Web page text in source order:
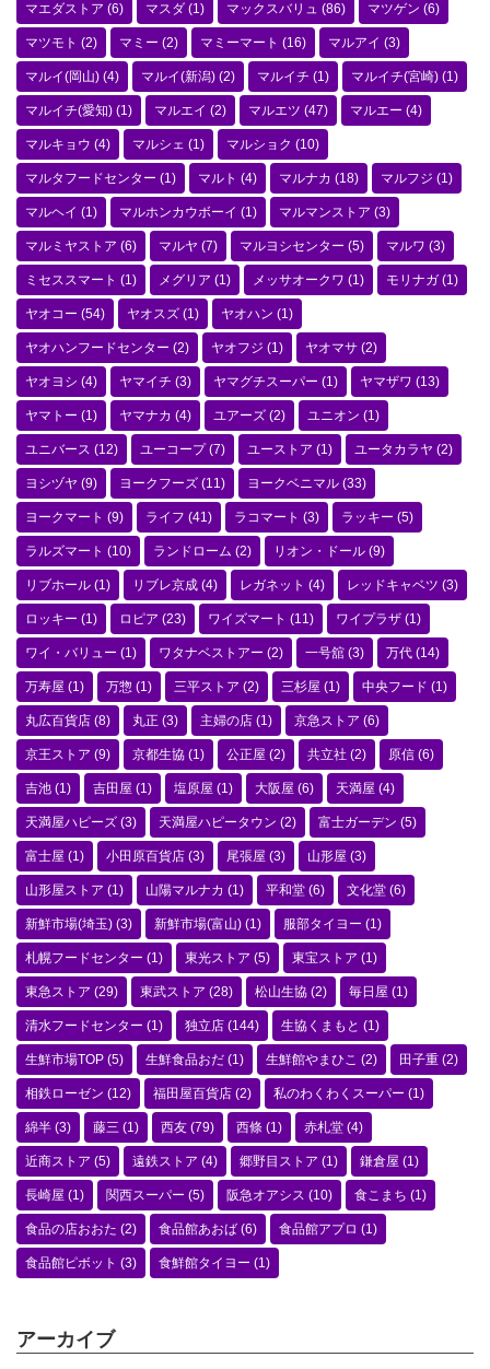
マエダストア (6) マスダ (1) マックスバリュ (86) マツゲン (6)
マツモト (2) マミー (2) マミーマート (16) マルアイ (3)
マルイ(岡山) (4) マルイ(新潟) (2) マルイチ (1) マルイチ(宮崎) (1)
マルイチ(愛知) (1) マルエイ (2) マルエツ (47) マルエー (4)
マルキョウ (4) マルシェ (1) マルショク (10)
マルタフードセンター (1) マルト (4) マルナカ (18) マルフジ (1)
マルヘイ (1) マルホンカウボーイ (1) マルマンストア (3)
マルミヤストア (6) マルヤ (7) マルヨシセンター (5) マルワ (3)
ミセススマート (1) メグリア (1) メッサオークワ (1) モリナガ (1)
ヤオコー (54) ヤオスズ (1) ヤオハン (1)
ヤオハンフードセンター (2) ヤオフジ (1) ヤオマサ (2)
ヤオヨシ (4) ヤマイチ (3) ヤマグチスーパー (1) ヤマザワ (13)
ヤマトー (1) ヤマナカ (4) ユアーズ (2) ユニオン (1)
ユニバース (12) ユーコープ(7) ユーストア (1) ユータカラヤ (2)
ヨシヅヤ (9) ヨークフーズ (11) ヨークベニマル (33)
ヨークマート (9) ライフ (41) ラコマート (3) ラッキー (5)
ラルズマート (10) ランドローム (2) リオン・ドール (9)
リブホール (1) リブレ京成 (4) レガネット (4) レッドキャベツ (3)
ロッキー (1) ロピア (23) ワイズマート (11) ワイプラザ (1)
ワイ・バリュー (1) ワタナベストアー (2) 一号舘 (3) 万代 (14)
万寿屋 (1) 万惣 (1) 三平ストア (2) 三杉屋 (1) 中央フード (1)
丸広百貨店 (8) 丸正 (3) 主婦の店 (1) 京急ストア (6)
京王ストア (9) 京都生協 (1) 公正屋 (2) 共立社 (2) 原信 (6)
吉池 (1) 吉田屋 (1) 塩原屋 (1) 大阪屋 (6) 天満屋 (4)
天満屋ハピーズ (3) 天満屋ハピータウン (2) 富士ガーデン (5)
富士屋 (1) 小田原百貨店 (3) 尾張屋 (3) 山形屋 (3)
山形屋ストア (1) 山陽マルナカ (1) 平和堂 (6) 文化堂 (6)
新鮮市場(埼玉) (3) 新鮮市場(富山) (1) 服部タイヨー (1)
札幌フードセンター (1) 東光ストア (5) 東宝ストア (1)
東急ストア (29) 東武ストア (28) 松山生協 (2) 毎日屋 (1)
清水フードセンター (1) 独立店 (144) 生協くまもと (1)
生鮮市場TOP (5) 生鮮食品おだ (1) 生鮮館やまひこ (2) 田子重 (2)
相鉄ローゼン (12) 福田屋百貨店 (2) 私のわくわくスーパー (1)
綿半 (3) 藤三 (1) 西友 (79) 西條 (1) 赤札堂 (4)
近商ストア (5) 遠鉄ストア (4) 郷野目ストア (1) 鎌倉屋 (1)
長崎屋 (1) 関西スーパー (5) 阪急オアシス (10) 食こまち (1)
食品の店おおた (2) 食品館あおば (6) 食品館アプロ (1)
食品館ピボット (3) 食鮮館タイヨー (1)
アーカイブ